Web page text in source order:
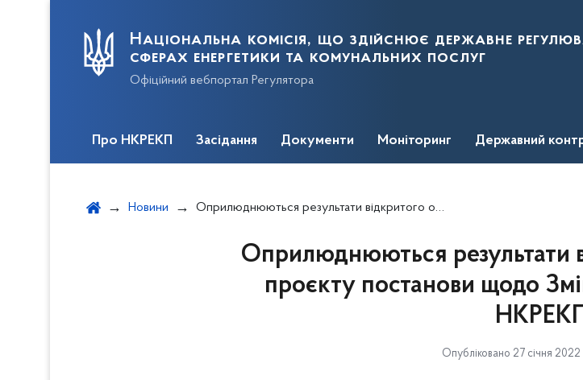
Національна комісія, що здійснює державне
сферах енергетики та комунальних послуг
Офіційний вебпортал Регулятора
Про НКРЕКП Засідання Документи Моніторинг Державний
Новини Оприлюднюються результати відкритого обговорення проєкту постанови щодо Змін до деяких постанов НКРЕКП
Оприлюднюються результати
проєкту постанови щодо
Опубліковано 27 січня 2022